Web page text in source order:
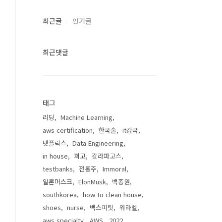
최근글 인기글
최근댓글
태그
리딩
Machine Learning
aws certification
한국술
it강국
넷플릭스
Data Engineering
in house
회고
갈라파고스
testbanks
전통주
Immoral
일론머스크
ElonMusk
백종원
southkorea
how to clean house
shoes
nurse 백스피릿
워라벨